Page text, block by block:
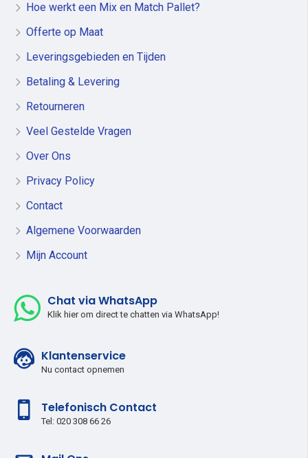
Hoe werkt een Mix en Match Pallet?
Offerte op Maat
Leveringsgebieden en Tijden
Betaling & Levering
Retourneren
Veel Gestelde Vragen
Over Ons
Privacy Policy
Contact
Algemene Voorwaarden
Mijn Account
Chat via WhatsApp
Klik hier om direct te chatten via WhatsApp!
Klantenservice
Nu contact opnemen
Telefonisch Contact
Tel: 020 308 66 26